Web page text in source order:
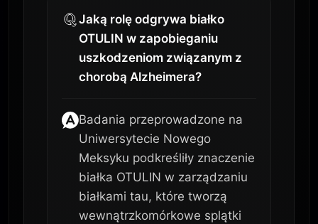
Jaką rolę odgrywa białko
OTULIN w zapobieganiu
uszkodzeniom związanym z
chorobą Alzheimera?
Badania przeprowadzone na
Uniwersytecie Nowego
Meksyku podkreśliły znaczenie
białka OTULIN w zarządzaniu
białkami tau, które tworzą
wewnątrzkomórkowe splątki